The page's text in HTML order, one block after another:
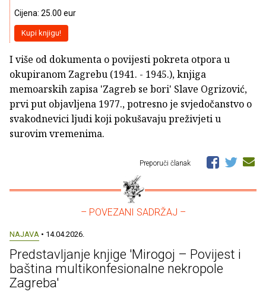
Cijena: 25.00 eur
Kupi knjigu!
I više od dokumenta o povijesti pokreta otpora u
okupiranom Zagrebu (1941. - 1945.), knjiga
memoarskih zapisa 'Zagreb se bori' Slave Ogrizović,
prvi put objavljena 1977., potresno je svjedočanstvo o
svakodnevici ljudi koji pokušavaju preživjeti u
surovim vremenima.
Preporuči članak
– POVEZANI SADRŽAJ –
NAJAVA • 14.04.2026.
Predstavljanje knjige 'Mirogoj – Povijest i
baština multikonfesionalne nekropole
Zagreba'